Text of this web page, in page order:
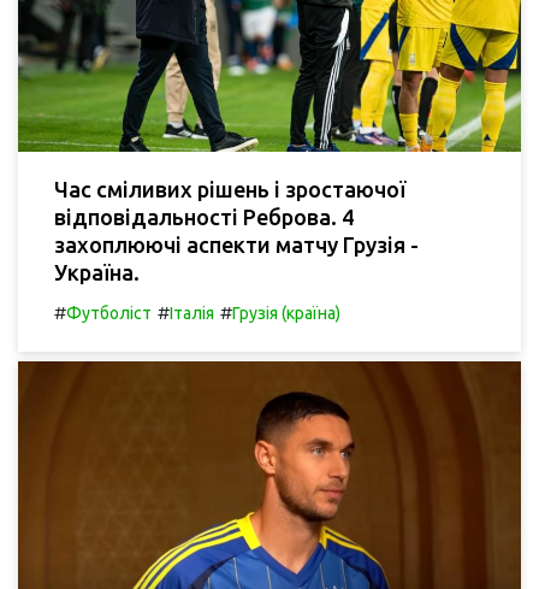
Час сміливих рішень і зростаючої
відповідальності Реброва. 4
захоплюючі аспекти матчу Грузія -
Україна.
#Футболіст #Італія #Грузія (країна)